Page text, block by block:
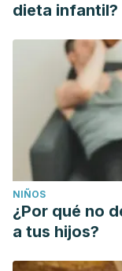
dieta infantil?
NIÑOS
¿Por qué no
a tus hijos?